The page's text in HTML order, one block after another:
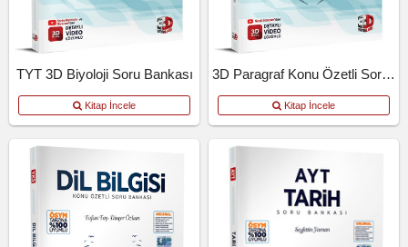
TYT 3D Biyoloji Soru Bankası
Kitap İncele
3D Paragraf Konu Özetli Soru Bankası
Kitap İncele